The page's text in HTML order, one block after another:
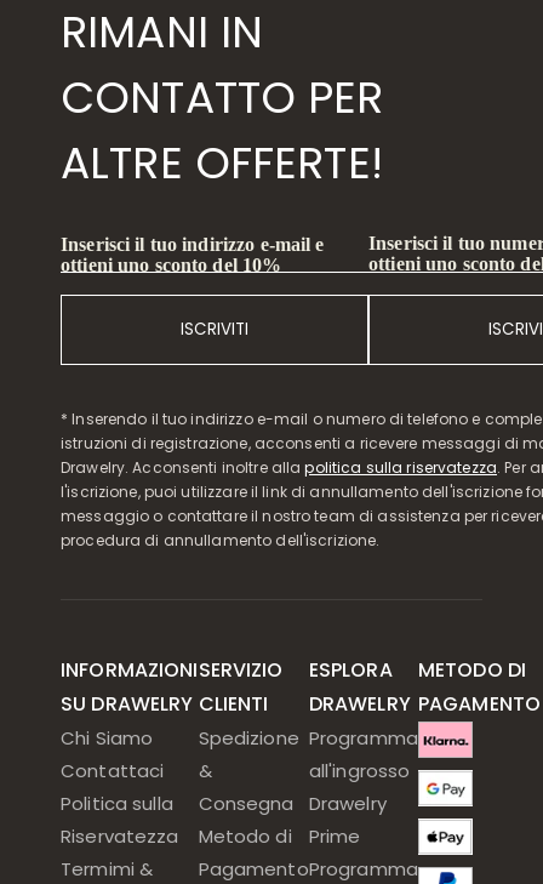
RIMANI IN
CONTATTO PER
ALTRE OFFERTE!
Inserisci il tuo indirizzo e-mail e
ottieni uno sconto del 10%
ISCRIVITI
Inserisci il tuo
ottieni uno sconto
* Inserendo il tuo indirizzo e-mail o numero di telefono e
istruzioni di registrazione, acconsenti a ricevere messaggi di
Drawelry. Acconsenti inoltre allapolitica sulla riservatezza. Per
l'iscrizione, puoi utilizzare il link di annullamento dell'iscrizione
messaggio o contattare il nostro team di assistenza per
procedura di annullamento dell'iscrizione.
INFORMAZIONI
SU DRAWELRY
Chi Siamo
Contattaci
Politica sulla
Riservatezza
Termimi &
SERVIZIO
CLIENTI
Spedizione
&
Consegna
Metodo di
Pagamento
ESPLORA
DRAWELRY
Programma
all'ingrosso
Drawelry
Prime
Programma
METODO DI
PAGAMENTO